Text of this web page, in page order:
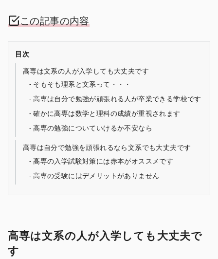
この記事の内容
目次
高専は文系の人が入学しても大丈夫です
そもそも理系と文系って・・・
高専は自分で勉強が頑張れる人が卒業できる学校です
確かに高専は数学と理科の成績が重視されます
高専の勉強についていけるか不安なら
高専は自分で勉強を頑張れるなら文系でも大丈夫です
高専の入学試験対策には赤本がオススメです
高専の受験にはデメリットがありません
高専は文系の人が入学しても大丈夫で
す